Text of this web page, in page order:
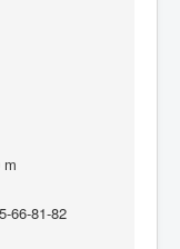
m
66-81-82